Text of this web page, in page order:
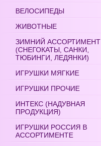
ВЕЛОСИПЕДЫ
ЖИВОТНЫЕ
ЗИМНИЙ АССОРТИМЕНТ
(СНЕГОКАТЫ, САНКИ,
ТЮБИНГИ, ЛЕДЯНКИ)
ИГРУШКИ МЯГКИЕ
ИГРУШКИ ПРОЧИЕ
ИНТЕКС (НАДУВНАЯ
ПРОДУКЦИЯ)
ИГРУШКИ РОССИЯ В
АССОРТИМЕНТЕ